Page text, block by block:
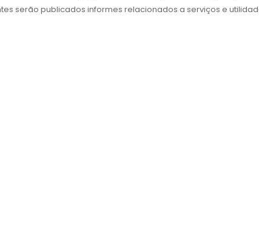
serão publicados informes relacionados a serviços e